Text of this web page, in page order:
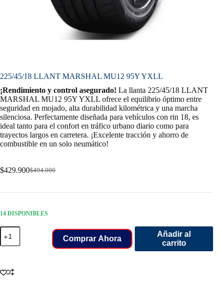
225/45/18 LLANT MARSHAL MU12 95Y YXLL
¡Rendimiento y control asegurado! La llanta 225/45/18 LLANT
MARSHAL MU12 95Y YXLL ofrece el equilibrio óptimo entre
seguridad en mojado, alta durabilidad kilométrica y una marcha
silenciosa. Perfectamente diseñada para vehículos con rin 18, es
ideal tanto para el confort en tráfico urbano diario como para
trayectos largos en carretera. ¡Excelente tracción y ahorro de
combustible en un solo neumático!
$494.000
Original
was:
$429.900Current
is:
14 DISPONIBLES
225/45/18
LLANT
MARSHAL
YXLL
Comprar Ahora
Añadir al
carrito